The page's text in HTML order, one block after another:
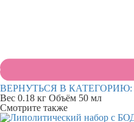
ВЕРНУТЬСЯ В КАТЕГОРИЮ:
Вес 0.18 кг Объём 50 мл
Смотрите также